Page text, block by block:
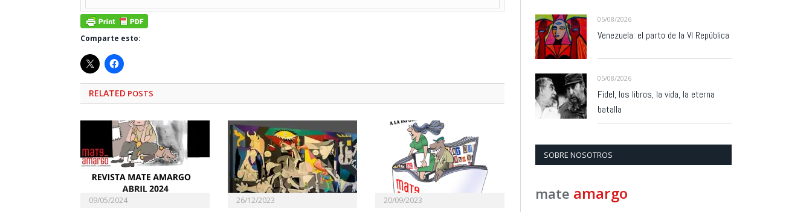
Comparte esto:
RELATED POSTS
09/05/2024
26/12/2023
20/09/2023
05/08/2026
Venezuela: el parto de la VI República
05/08/2026
Fidel, los libros, la vida, la eterna
batalla
SOBRE NOSOTROS
mate amargo